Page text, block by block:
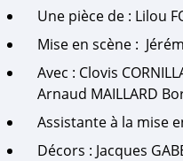
Une pièce de : Lilou
Mise en scène :
Avec : Clovis
Arnaud MAILLARD
Assistante à la mise
Décors : Jacques